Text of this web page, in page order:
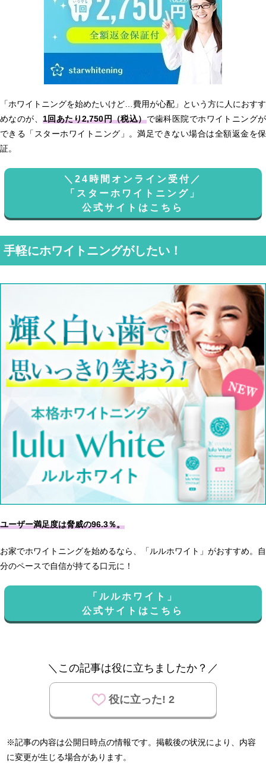
「ホワイトニングを始めたいけど…費用が心配」という方に人におすす
めなのが、1回あたり2,750円（税込）で歯科医院でホワイトニングが
できる「スターホワイトニング」。満足できない場合は全額返金を保
証。
＼24時間オンライン受付／
「スターホワイトニング」
公式サイトはこちら
手軽にホワイトニングがしたい！
ユーザー満足度は脅威の96.3％。
お家でホワイトニングを始めるなら、「ルルホワイト」がおすすめ。自
分のペースで自信が持てる口元に！
「ルルホワイト」
公式サイトはこちら
＼この記事は役に立ちましたか？／
役に立った! 2
※記事の内容は公開日時点の情報です。掲載後の状況により、内容
に変更が生じる場合があります。